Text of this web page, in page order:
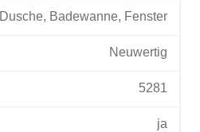
Dusche, Badewanne, Fenster
Neuwertig
5281
ja